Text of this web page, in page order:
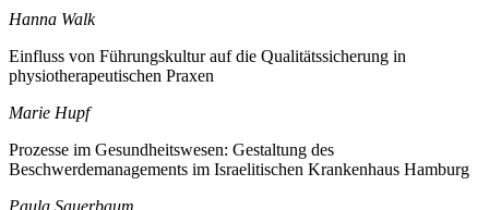
Hanna Walk
Einfluss von Führungskultur auf die Qualitätssicherung in
physiotherapeutischen Praxen
Marie Hupf
Prozesse im Gesundheitswesen: Gestaltung des
Beschwerdemanagements im Israelitischen Krankenhaus Hamburg